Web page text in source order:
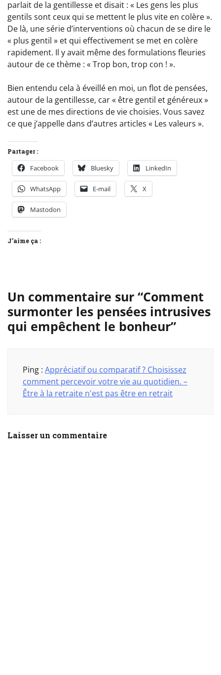
parlait de la gentillesse et disait : « Les gens les plus
gentils sont ceux qui se mettent le plus vite en colère ».
De là, une série d’interventions où chacun de se dire le
« plus gentil » et qui effectivement se met en colère
rapidement. Il y avait même des formulations fleuries
autour de ce thème : « Trop bon, trop con ! ».
Bien entendu cela à éveillé en moi, un flot de pensées,
autour de la gentillesse, car « être gentil et généreux »
est une de mes directions de vie choisies. Vous savez
ce que j’appelle dans d’autres articles « Les valeurs ».
Partager :
Facebook Bluesky LinkedIn
WhatsApp E-mail X
Mastodon
J’aime ça :
Un commentaire sur “Comment
surmonter les pensées intrusives
qui empêchent le bonheur”
Ping : Appréciatif ou comparatif ? Choisissez
comment percevoir votre vie au quotidien. –
Être à la retraite n'est pas être en retrait
Laisser un commentaire